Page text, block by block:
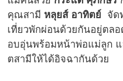
คุณสามี หลุยส์ อาทิตย์ จัด
เที่ยวพักผ่อนด้วยกันอยู่ตล
อบอุ่นพร้อมหน้าพ่อแม่ลูก
ตสามีให้ได้อิจฉากันด้วย